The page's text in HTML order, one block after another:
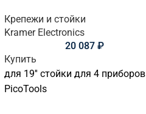
Крепежи и стойки
Kramer Electronics
20 087 ₽
Купить
для 19'' стойки для 4 приборов
PicoTools